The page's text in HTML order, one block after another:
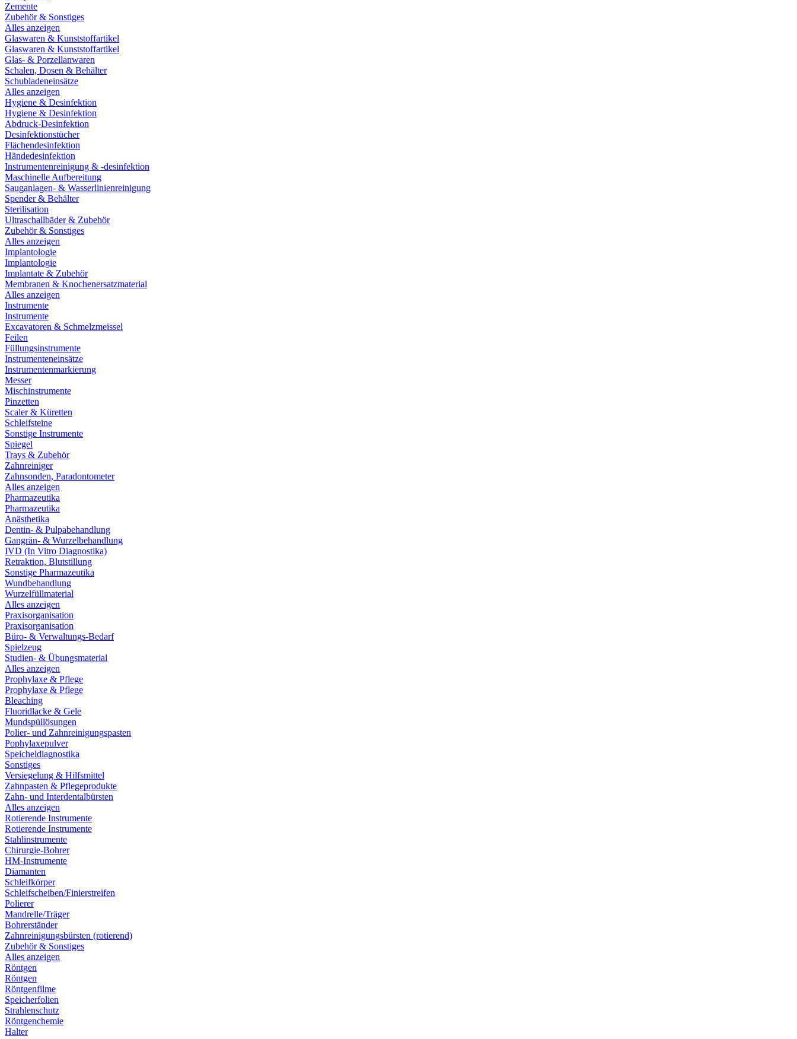
Zemente
Zubehör & Sonstiges
Alles anzeigen
Glaswaren & Kunststoffartikel
Glaswaren & Kunststoffartikel
Glas- & Porzellanwaren
Schalen, Dosen & Behälter
Schubladeneinsätze
Alles anzeigen
Hygiene & Desinfektion
Hygiene & Desinfektion
Abdruck-Desinfektion
Desinfektionstücher
Flächendesinfektion
Händedesinfektion
Instrumentenreinigung & -desinfektion
Maschinelle Aufbereitung
Sauganlagen- & Wasserlinienreinigung
Spender & Behälter
Sterilisation
Ultraschallbäder & Zubehör
Zubehör & Sonstiges
Alles anzeigen
Implantologie
Implantologie
Implantate & Zubehör
Membranen & Knochenersatzmaterial
Alles anzeigen
Instrumente
Instrumente
Excavatoren & Schmelzmeissel
Feilen
Füllungsinstrumente
Instrumenteneinsätze
Instrumentenmarkierung
Messer
Mischinstrumente
Pinzetten
Scaler & Küretten
Schleifsteine
Sonstige Instrumente
Spiegel
Trays & Zubehör
Zahnreiniger
Zahnsonden, Paradontometer
Alles anzeigen
Pharmazeutika
Pharmazeutika
Anästhetika
Dentin- & Pulpabehandlung
Gangrän- & Wurzelbehandlung
IVD (In Vitro Diagnostika)
Retraktion, Blutstillung
Sonstige Pharmazeutika
Wundbehandlung
Wurzelfüllmaterial
Alles anzeigen
Praxisorganisation
Praxisorganisation
Büro- & Verwaltungs-Bedarf
Spielzeug
Studien- & Übungsmaterial
Alles anzeigen
Prophylaxe & Pflege
Prophylaxe & Pflege
Bleaching
Fluoridlacke & Gele
Mundspüllösungen
Polier- und Zahnreinigungspasten
Pophylaxepulver
Speicheldiagnostika
Sonstiges
Versiegelung & Hilfsmittel
Zahnpasten & Pflegeprodukte
Zahn- und Interdentalbürsten
Alles anzeigen
Rotierende Instrumente
Rotierende Instrumente
Stahlinstrumente
Chirurgie-Bohrer
HM-Instrumente
Diamanten
Schleifkörper
Schleifscheiben/Finierstreifen
Polierer
Mandrelle/Träger
Bohrerständer
Zahnreinigungsbürsten (rotierend)
Zubehör & Sonstiges
Alles anzeigen
Röntgen
Röntgen
Röntgenfilme
Speicherfolien
Strahlenschutz
Röntgenchemie
Halter